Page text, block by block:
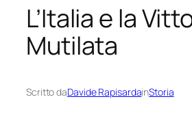
L’Italia e la
Mutilata
Scritto daDavide RapisardainStoria